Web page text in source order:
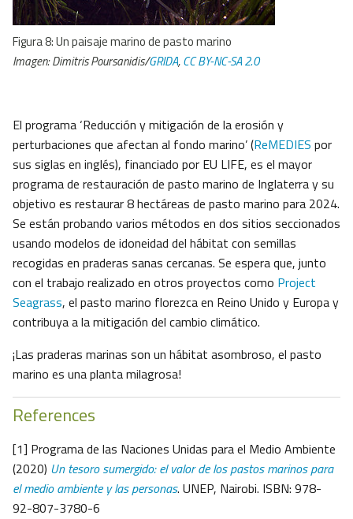
Figura 8: Un paisaje marino de pasto marino
Imagen: Dimitris Poursanidis/GRIDA,CC BY-NC-SA 2.0
El programa ‘Reducción y mitigación de la erosión y
perturbaciones que afectan al fondo marino’ (ReMEDIES por
sus siglas en inglés), financiado por EU LIFE, es el mayor
programa de restauración de pasto marino de Inglaterra y su
objetivo es restaurar 8 hectáreas de pasto marino para 2024.
Se están probando varios métodos en dos sitios seccionados
usando modelos de idoneidad del hábitat con semillas
recogidas en praderas sanas cercanas. Se espera que, junto
con el trabajo realizado en otros proyectos como Project
Seagrass, el pasto marino florezca en Reino Unido y Europa y
contribuya a la mitigación del cambio climático.
¡Las praderas marinas son un hábitat asombroso, el pasto
marino es una planta milagrosa!
References
[1] Programa de las Naciones Unidas para el Medio Ambiente
(2020) Un tesoro sumergido: el valor de los pastos marinos para
el medio ambiente y las personas. UNEP, Nairobi. ISBN: 978-
92-807-3780-6